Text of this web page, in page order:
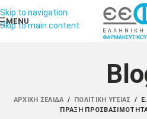
Skip to navigation
Skip to main content
MENU
ΑΡΧΙΚΉ ΣΕΛΊΔΑ / ΠΟΛΙΤΙΚΉ ΥΓΕΊΑΣ /
ΠΡΆΞΗ